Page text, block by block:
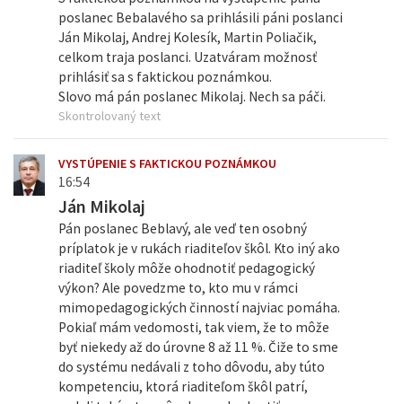
poslanec Bebalavého sa prihlásili páni poslanci
Ján Mikolaj, Andrej Kolesík, Martin Poliačik,
celkom traja poslanci. Uzatváram možnosť
prihlásiť sa s faktickou poznámkou.
Slovo má pán poslanec Mikolaj. Nech sa páči.
Skontrolovaný text
VYSTÚPENIE S FAKTICKOU POZNÁMKOU
16:54
Ján Mikolaj
Pán poslanec Beblavý, ale veď ten osobný
príplatok je v rukách riaditeľov škôl. Kto iný ako
riaditeľ školy môže ohodnotiť pedagogický
výkon? Ale povedzme to, kto mu v rámci
mimopedagogických činností najviac pomáha.
Pokiaľ mám vedomosti, tak viem, že to môže
byť niekedy až do úrovne 8 až 11 %. Čiže to sme
do systému nedávali z toho dôvodu, aby túto
kompetenciu, ktorá riaditeľom škôl patrí,